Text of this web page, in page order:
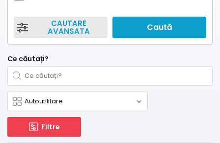
CAUTARE
AVANSATA Caută
Ce căutați?
Filtre